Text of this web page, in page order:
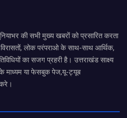
की सभी मुख्य खबरों को प्रसारित करता
लोक परंपराओ के साथ-साथ आर्थिक,
का सजग प्रहरी है। उत्तराखंड साक्ष्य
माध्यम या फेसबुक पेज,यू-ट्यूब